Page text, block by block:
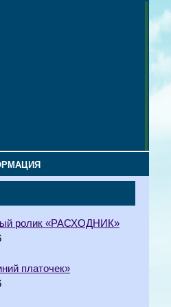
ролик «РАСХОДНИК»
платочек»